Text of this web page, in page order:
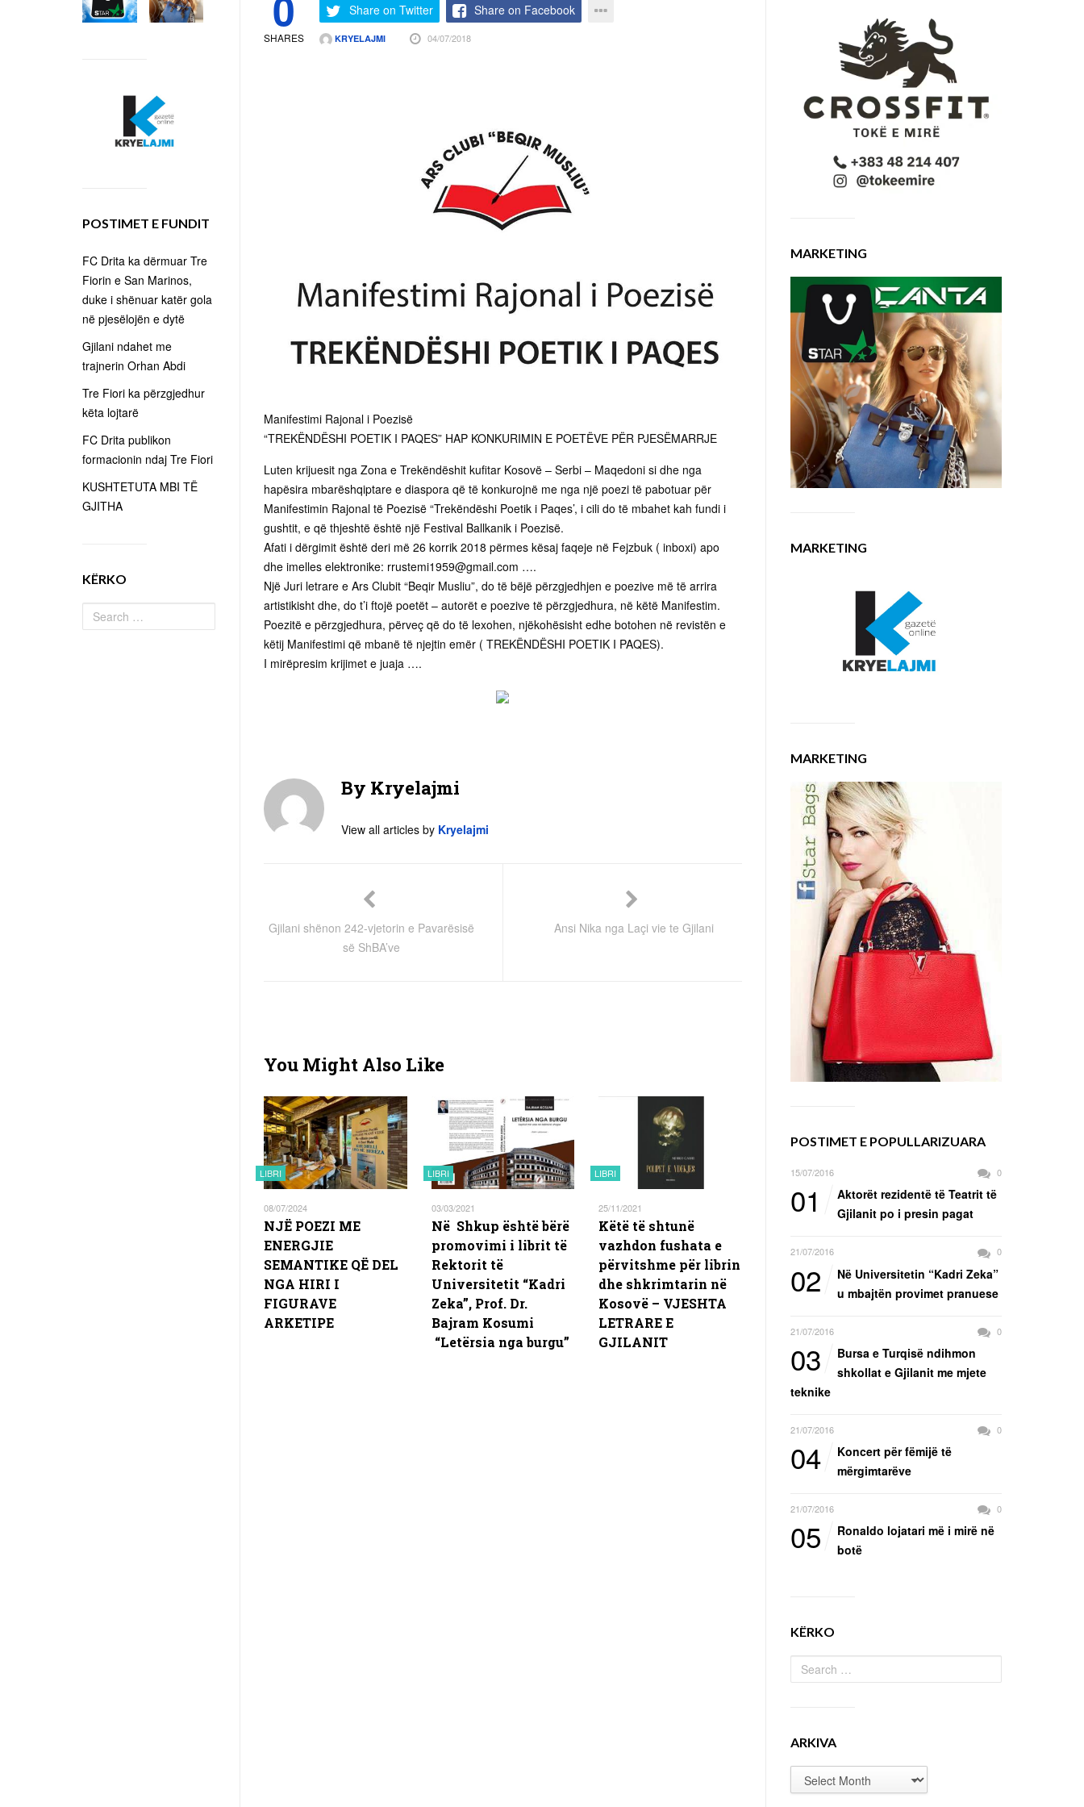
SHARES
Share on Twitter Share on Facebook
KRYELAJMI 04/07/2018
Manifestimi Rajonal i Poezisë
“TREKËNDËSHI POETIK I PAQES” HAP KONKURIMIN E POETËVE PËR PJESËMARRJE
Luten krijuesit nga Zona e Trekëndëshit kufitar Kosovë – Serbi – Maqedoni si dhe nga
hapësira mbarëshqiptare e diaspora që të konkurojnë me nga një poezi të pabotuar për
Manifestimin Rajonal të Poezisë “Trekëndëshi Poetik i Paqes’, i cili do të mbahet kah fundi i
gushtit, e që thjeshtë është një Festival Ballkanik i Poezisë.
Afati i dërgimit është deri më 26 korrik 2018 përmes kësaj faqeje në Fejzbuk ( inboxi) apo
dhe imelles elektronike: rrustemi1959@gmail.com ….
Një Juri letrare e Ars Clubit “Beqir Musliu”, do të bëjë përzgjedhjen e poezive më të arrira
artistikisht dhe, do t’i ftojë poetët – autorët e poezive të përzgjedhura, në këtë Manifestim.
Poezitë e përzgjedhura, përveç që do të lexohen, njëkohësisht edhe botohen në revistën e
këtij Manifestimi që mbanë të njejtin emër ( TREKËNDËSHI POETIK I PAQES).
I mirëpresim krijimet e juaja ….
By Kryelajmi
View all articles by Kryelajmi
Gjilani shënon 242-vjetorin e Pavarësisë
së ShBA’ve
Ansi Nika nga Laçi vie te Gjilani
You Might Also Like
LIBRI
08/07/2024
NJË POEZI ME
ENERGJIE
SEMANTIKE QË DEL
NGA HIRI I
FIGURAVE
ARKETIPE
LIBRI
03/03/2021
Në Shkup është bërë
promovimi i librit të
Rektorit të
Universitetit “Kadri
Zeka”, Prof. Dr.
Bajram Kosumi
“Letërsia nga burgu”
LIBRI
25/11/2021
Këtë të shtunë
vazhdon fushata e
përvitshme për librin
dhe shkrimtarin në
Kosovë – VJESHTA
LETRARE E
GJILANIT
MARKETING
MARKETING
MARKETING
POSTIMET E POPULLARIZUARA
15/07/2016 0
01
Aktorët rezidentë të Teatrit të
Gjilanit po i presin pagat
21/07/2016 0
02
Në Universitetin “Kadri Zeka”
u mbajtën provimet pranuese
21/07/2016 0
03
Bursa e Turqisë ndihmon
shkollat e Gjilanit me mjete
teknike
21/07/2016 0
04
Koncert për fëmijë të
mërgimtarëve
21/07/2016 0
05
Ronaldo lojatari më i mirë në
botë
KËRKO
ARKIVA
POSTIMET E FUNDIT
FC Drita ka dërmuar Tre
Fiorin e San Marinos,
duke i shënuar katër gola
në pjesëlojën e dytë
Gjilani ndahet me
trajnerin Orhan Abdi
Tre Fiori ka përzgjedhur
këta lojtarë
FC Drita publikon
formacionin ndaj Tre Fiori
KUSHTETUTA MBI TË
GJITHA
KËRKO